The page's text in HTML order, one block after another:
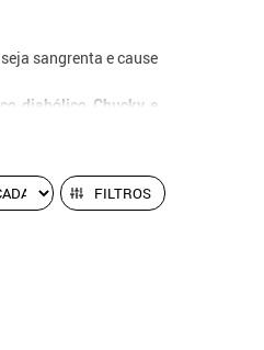
sangrenta e cause
diabólico Chucky e
FILTROS